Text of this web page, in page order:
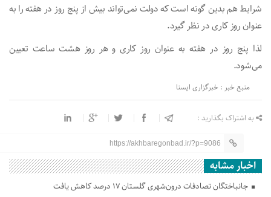
شرایط هم بدین گونه است که دولت نمی‌تواند بیش از پنج روز در هفته را به
عنوان روز کاری در نظر گیرد.
لذا پنج روز در هفته به عنوان روز کاری و هر روز هشت ساعت تعیین
می‌شود.
منبع خبر : خبرگزاری ایسنا
به اشتراک بگذارید :
https://akhbaregonbad.ir/?p=9086
اخبار مشابه
جانباختگان تصادفات درون‌شهری گلستان ۱۷ درصد کاهش یافت